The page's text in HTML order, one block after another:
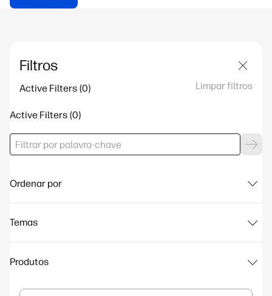
Filtros
Active Filters Limpar filtros
Active Filters
Ordenar por
Temas
Produtos